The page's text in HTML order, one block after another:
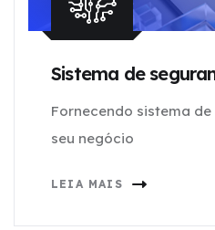
Sistema de
Fornecendo sistema
seu negócio
LEIA MAIS